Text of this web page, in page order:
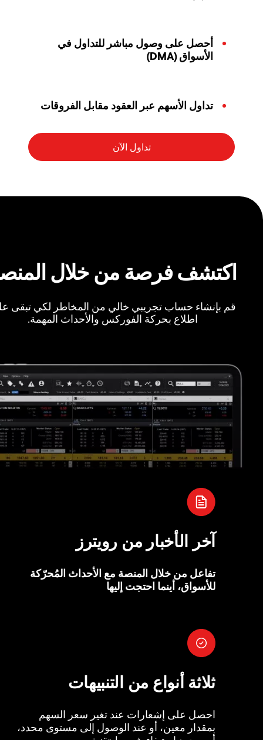
أحصل على وصول مباشر للتداول في
الأسواق (DMA)
تداول الأسهم عبر العقود مقابل الفروقات
اكتشف فرصة من خلال
قم بإنشاء حساب تجريبي خالي من المخاطر لكي تبقى
اطلاع بحركة الفوركس والأحداث المهمة.
آخر الأخبار من رويترز
تفاعل من خلال المنصة مع الأحداث المُحرّكة
للأسواق، أينما احتجت إليها
ثلاثة أنواع من التنبيهات
احصل على إشعارات عند تغير سعر السهم
بمقدار معين، أو عند الوصول إلى مستوى محدد،